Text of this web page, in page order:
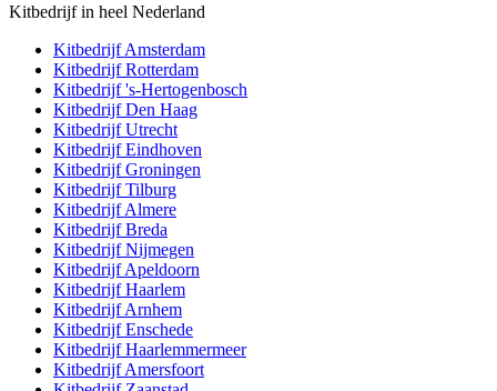
Kitbedrijf in heel Nederland
KitbedrijfAmsterdam
KitbedrijfRotterdam
Kitbedrijf's-Hertogenbosch
KitbedrijfDen Haag
KitbedrijfUtrecht
KitbedrijfEindhoven
KitbedrijfGroningen
KitbedrijfTilburg
KitbedrijfAlmere
KitbedrijfBreda
KitbedrijfNijmegen
KitbedrijfApeldoorn
KitbedrijfHaarlem
KitbedrijfArnhem
KitbedrijfEnschede
KitbedrijfHaarlemmermeer
KitbedrijfAmersfoort